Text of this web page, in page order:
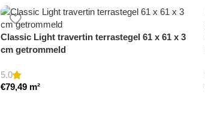
Classic Light travertin terrastegel 61 x 61 x 3
cm getrommeld
5.0
€79,49 m²